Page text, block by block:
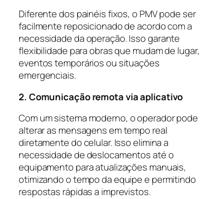
Diferente dos painéis fixos, o PMV pode ser
facilmente reposicionado de acordo com a
necessidade da operação. Isso garante
flexibilidade para obras que mudam de lugar,
eventos temporários ou situações
emergenciais.
2. Comunicação remota via aplicativo
Com um sistema moderno, o operador pode
alterar as mensagens em tempo real
diretamente do celular. Isso elimina a
necessidade de deslocamentos até o
equipamento para atualizações manuais,
otimizando o tempo da equipe e permitindo
respostas rápidas a imprevistos.